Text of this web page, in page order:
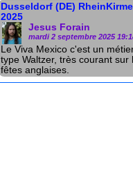
Dusseldorf (DE)
2025
Jesus Forain
mardi 2 septembre 2025
Le Viva Mexico c'est un
type Waltzer, très courant sur
fêtes anglaises.